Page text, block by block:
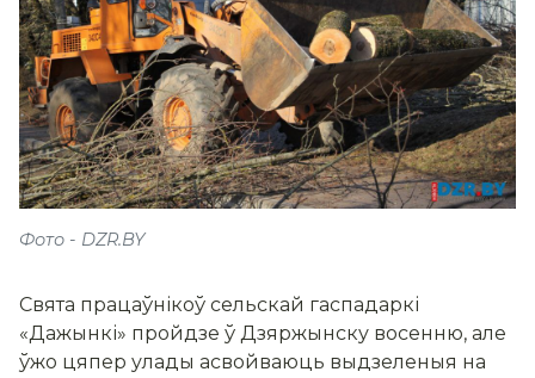
Фото - DZR.BY
Свята працаўнікоў сельскай гаспадаркі
«Дажынкі» пройдзе ў Дзяржынску восенню, але
ўжо цяпер улады асвойваюць выдзеленыя на